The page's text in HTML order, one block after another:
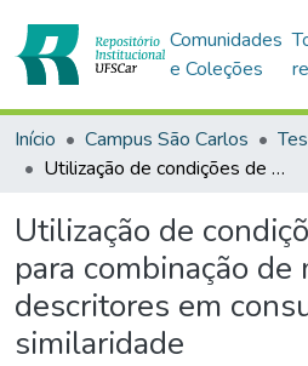
Comunidades
e Coleções
Início Campus São Carlos
Utilização de condições de contorno para combinação de múltiplos descritores em consultas por similaridade
Utilização de
para combinação
descritores em
similaridade